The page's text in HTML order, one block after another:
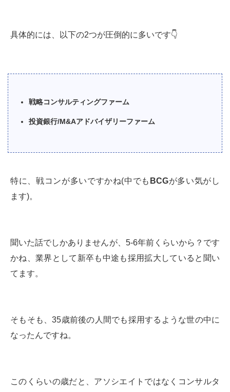
具体的には、以下の2つが圧倒的に多いです👇
戦略コンサルティングファーム
投資銀行/M&Aアドバイザリーファーム
特に、戦コンが多いですかね(中でも BCGが多い気がし
ます)。
聞いた話でしかありませんが、5-6年前くらいから？です
かね、業界として新卒も中途も採用拡大していると聞い
てます。
そもそも、35歳前後の人間でも採用するような世の中に
なったんですね。
このくらいの歳だと、アソシエイトではなくコンサルタ